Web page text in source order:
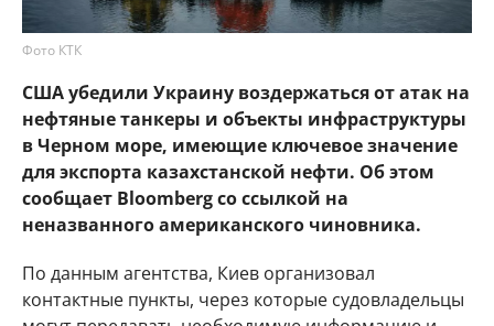
Фото КТК
США убедили Украину воздержаться от атак на
нефтяные танкеры и объекты инфраструктуры
в Черном море, имеющие ключевое значение
для экспорта казахстанской нефти. Об этом
сообщает Bloomberg со ссылкой на
неназванного американского чиновника.
По данным агентства, Киев организовал
контактные пункты, через которые судовладельцы